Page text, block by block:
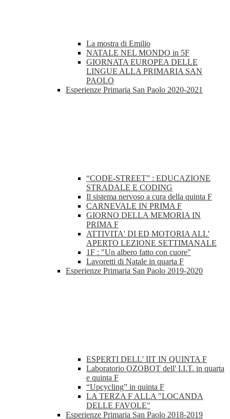
La mostra di Emilio
NATALE NEL MONDO in 5F
GIORNATA EUROPEA DELLE
LINGUE ALLA PRIMARIA SAN
PAOLO
Esperienze Primaria San Paolo 2020-2021
“CODE-STREET” : EDUCAZIONE
STRADALE E CODING
Il sistema nervoso a cura della quinta F
CARNEVALE IN PRIMA F
GIORNO DELLA MEMORIA IN
PRIMA F
ATTIVITA' DI ED MOTORIA ALL'
APERTO LEZIONE SETTIMANALE
1F : "Un albero fatto con cuore"
Lavoretti di Natale in quarta F
Esperienze Primaria San Paolo 2019-2020
ESPERTI DELL' IIT IN QUINTA F
Laboratorio OZOBOT dell' I.I.T. in quarta
e quinta F
“Upcycling” in quinta F
LA TERZA F ALLA "LOCANDA
DELLE FAVOLE"
Esperienze Primaria San Paolo 2018-2019